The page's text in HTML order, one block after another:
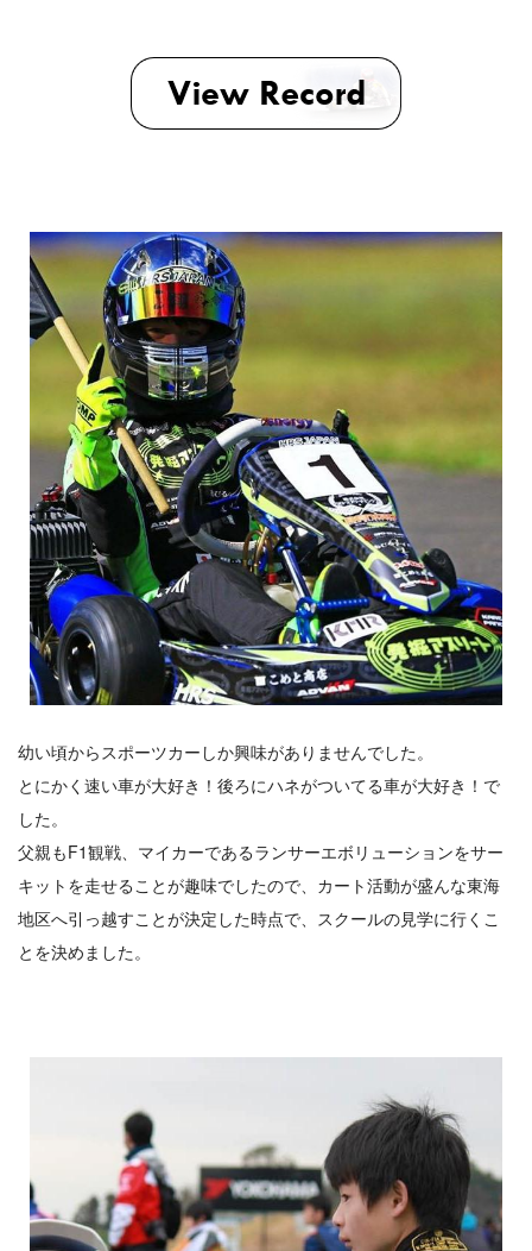
幼い頃からスポーツカーしか興味がありませんでした。
とにかく速い車が大好き！後ろにハネがついてる車が大好き！で
した。
父親もF1観戦、マイカーであるランサーエボリューションをサー
キットを走せることが趣味でしたので、カート活動が盛んな東海
地区へ引っ越すことが決定した時点で、スクールの見学に行くこ
とを決めました。